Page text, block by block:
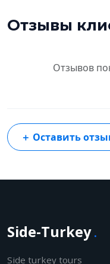
Отзывы
Отзывов
＋ Оставить
Side-Turkey.
Side turkey tours